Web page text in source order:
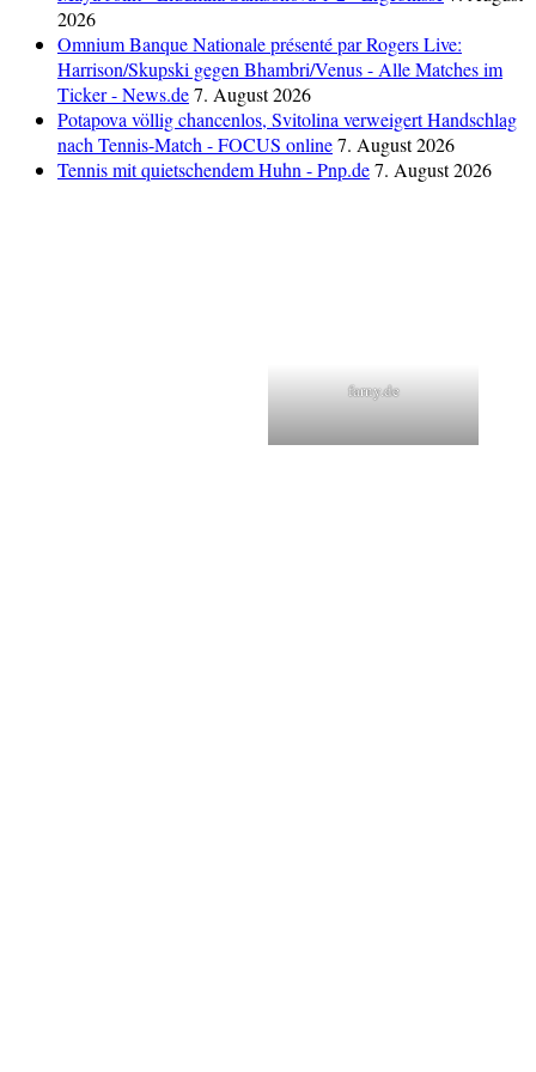
2026
Omnium Banque Nationale présenté par Rogers Live:
Harrison/Skupski gegen Bhambri/Venus - Alle Matches im
Ticker - News.de7. August 2026
Potapova völlig chancenlos, Svitolina verweigert Handschlag
nach Tennis-Match - FOCUS online7. August 2026
Tennis mit quietschendem Huhn - Pnp.de7. August 2026
farny.de